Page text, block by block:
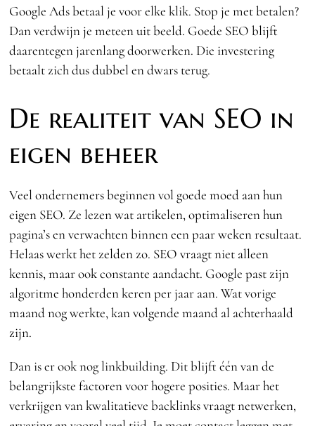
Google Ads betaal je voor elke klik. Stop je met betalen?
Dan verdwijn je meteen uit beeld. Goede SEO blijft
daarentegen jarenlang doorwerken. Die investering
betaalt zich dus dubbel en dwars terug.
De realiteit van SEO in
eigen beheer
Veel ondernemers beginnen vol goede moed aan hun
eigen SEO. Ze lezen wat artikelen, optimaliseren hun
pagina’s en verwachten binnen een paar weken resultaat.
Helaas werkt het zelden zo. SEO vraagt niet alleen
kennis, maar ook constante aandacht. Google past zijn
algoritme honderden keren per jaar aan. Wat vorige
maand nog werkte, kan volgende maand al achterhaald
zijn.
Dan is er ook nog linkbuilding. Dit blijft één van de
belangrijkste factoren voor hogere posities. Maar het
verkrijgen van kwalitatieve backlinks vraagt netwerken,